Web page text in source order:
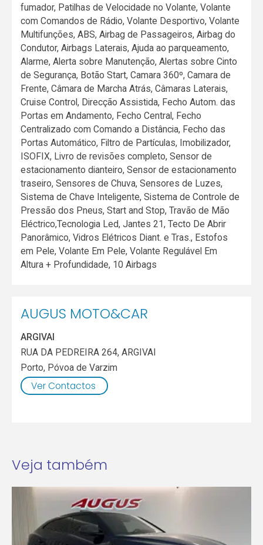
fumador, Patilhas de Velocidade no Volante, Volante
com Comandos de Rádio, Volante Desportivo, Volante
Multifunções, ABS, Airbag de Passageiros, Airbag do
Condutor, Airbags Laterais, Ajuda ao parqueamento,
Alarme, Alerta sobre Manutenção, Alertas sobre Cinto
de Segurança, Botão Start, Camara 360º, Camara de
Frente, Câmara de Marcha Atrás, Câmaras Laterais,
Cruise Control, Direcção Assistida, Fecho Autom. das
Portas em Andamento, Fecho Central, Fecho
Centralizado com Comando a Distância, Fecho das
Portas Automático, Filtro de Partículas, Imobilizador,
ISOFIX, Livro de revisões completo, Sensor de
estacionamento dianteiro, Sensor de estacionamento
traseiro, Sensores de Chuva, Sensores de Luzes,
Sistema de Chave Inteligente, Sistema de Controle de
Pressão dos Pneus, Start and Stop, Travão de Mão
Eléctrico,Tecnologia Led, Jantes 21, Tecto De Abrir
Panorâmico, Vidros Elétricos Diant. e Tras., Estofos
em Pele, Volante Em Pele, Volante Regulável Em
Altura + Profundidade, 10 Airbags
AUGUS MOTO&CAR
ARGIVAI
RUA DA PEDREIRA 264, ARGIVAI
Porto, Póvoa de Varzim
Ver Contactos
Veja também